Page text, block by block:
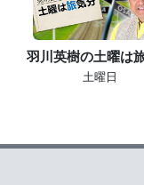
羽川英樹の土曜は
土曜日